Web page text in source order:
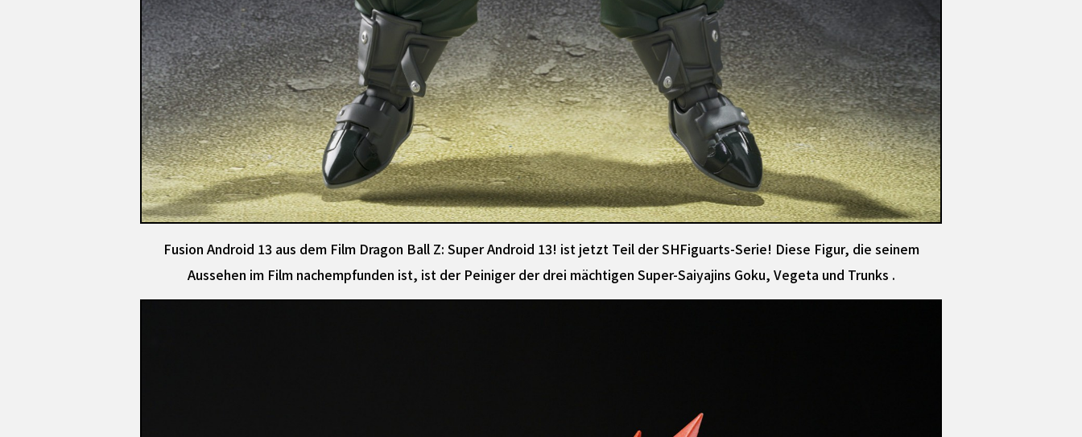
Fusion Android 13 aus dem Film Dragon Ball Z: Super Android 13! ist jetzt Teil der SHFiguarts-Serie! Diese Figur, die seinem
Aussehen im Film nachempfunden ist, ist der Peiniger der drei mächtigen Super-Saiyajins Goku, Vegeta und Trunks .